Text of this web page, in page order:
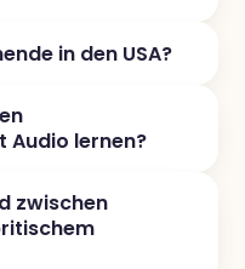
in den USA?
Audio lernen?
zwischen